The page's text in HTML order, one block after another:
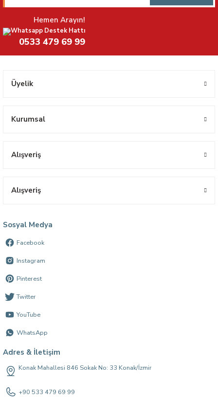
Hemen Arayın!
Whatsapp Destek Hattı
0533 479 69 99
Üyelik
Kurumsal
Alışveriş
Alışveriş
Sosyal Medya
Facebook
Instagram
Pinterest
Twitter
YouTube
WhatsApp
Adres & İletişim
Konak Mahallesi 846 Sokak No: 33 Konak/İzmir
+90 533 479 69 99